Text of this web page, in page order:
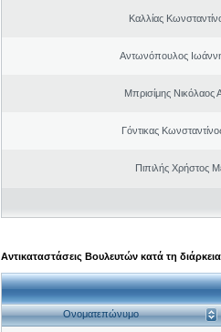
Καλλίας
Αντωνόπουλος
Μπρισίμης Νικόλαος
Γόντικας
Πιπιλής Χρήστος
Αντικαταστάσεις Βουλευτών κατά τη
Ονοματεπώνυμο